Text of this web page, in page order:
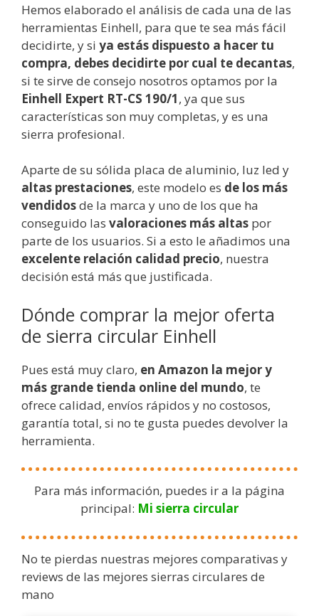
Hemos elaborado el análisis de cada una de las
herramientas Einhell, para que te sea más fácil
decidirte, y si ya estás dispuesto a hacer tu
compra, debes decidirte por cual te decantas,
si te sirve de consejo nosotros optamos por la
Einhell Expert RT-CS 190/1, ya que sus
características son muy completas, y es una
sierra profesional.
Aparte de su sólida placa de aluminio, luz led y
altas prestaciones, este modelo es de los más
vendidosde la marca y uno de los que ha
conseguido las valoraciones más altas por
parte de los usuarios. Si a esto le añadimos una
excelente relación calidad precio, nuestra
decisión está más que justificada.
Dónde comprar la mejor oferta
de sierra circular Einhell
Pues está muy claro, en Amazon la mejor y
más grande tienda online del mundo, te
ofrece calidad, envíos rápidos y no costosos,
garantía total, si no te gusta puedes devolver la
herramienta.
Para más información, puedes ir a la página
principal: Mi sierra circular
No te pierdas nuestras mejores comparativas y
reviews de las mejores sierras circulares de
mano